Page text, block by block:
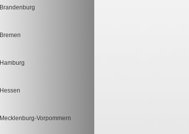
Brandenburg
Bremen
Hamburg
Hessen
Mecklenburg-Vorpommern